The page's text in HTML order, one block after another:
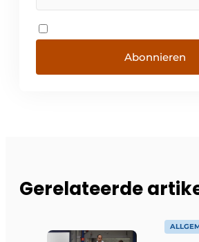
Abonnieren
Gerelateerde